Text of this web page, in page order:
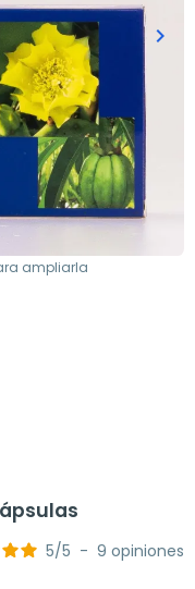
keyboard_arrow_right
ampliarla
5/5 - 9 opiniones